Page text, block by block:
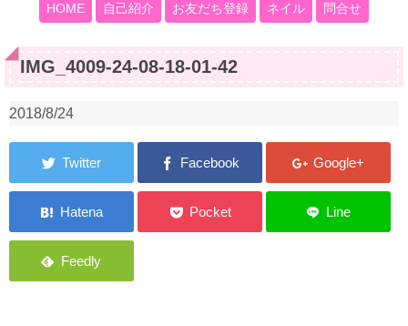
HOME 自己紹介 お友だち登録 ネイル 問合せ
IMG_4009-24-08-18-01-42
2018/8/24